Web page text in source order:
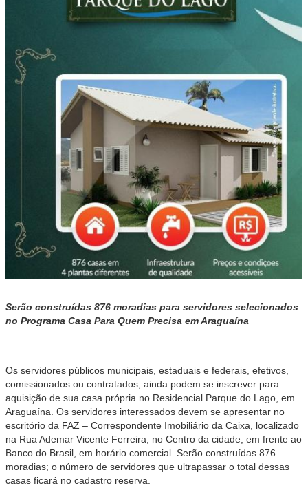
Serão construídas 876 moradias para servidores selecionados
no Programa Casa Para Quem Precisa em Araguaína
Os servidores públicos municipais, estaduais e federais, efetivos,
comissionados ou contratados, ainda podem se inscrever para
aquisição de sua casa própria no Residencial Parque do Lago, em
Araguaína. Os servidores interessados devem se apresentar no
escritório da FAZ – Correspondente Imobiliário da Caixa, localizado
na Rua Ademar Vicente Ferreira, no Centro da cidade, em frente ao
Banco do Brasil, em horário comercial. Serão construídas 876
moradias; o número de servidores que ultrapassar o total dessas
casas ficará no cadastro reserva.